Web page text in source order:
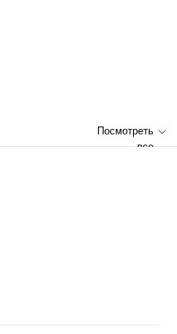
Посмотреть
все